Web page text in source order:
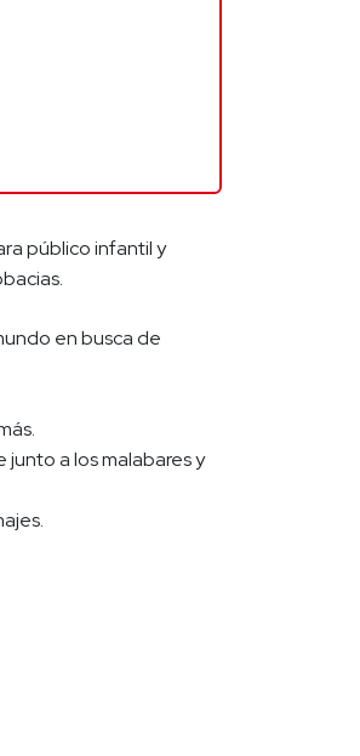
público infantil y
en busca de
a los malabares y